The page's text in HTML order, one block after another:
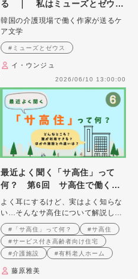
る ｜ 私はミューズとゼウス
のケアラーです
韓国の介護現場で働く作家が送るケ
ア文学
#ミューズとゼウス
イ・ウンジュ
2026/06/10 13:00:00
最近よく聞く「サ高住」って
何？ 第6回 サ高住で働く介
護職
よく耳にするけど、実はよく知らな
い…そんなサ高住について解説しま
す
#「サ高住」って何？
#サ高住
#サービス付き高齢者向け住宅
#介護施設
#有料老人ホーム
藤原雅美